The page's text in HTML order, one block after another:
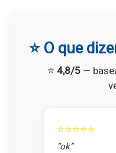
⭐ O que
⭐ 4,8/5 —
⭐⭐⭐⭐⭐
“ok”